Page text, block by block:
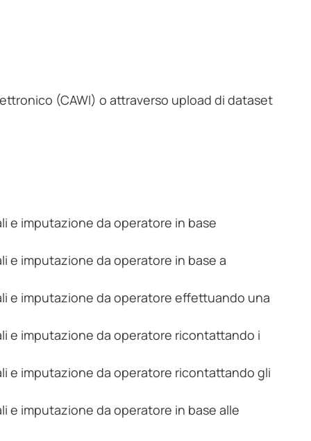
(CAWI) o attraverso upload di dataset
e imputazione da operatore in base
e imputazione da operatore in base a
e imputazione da operatore effettuando una
e imputazione da operatore ricontattando i
e imputazione da operatore ricontattando gli
e imputazione da operatore in base alle